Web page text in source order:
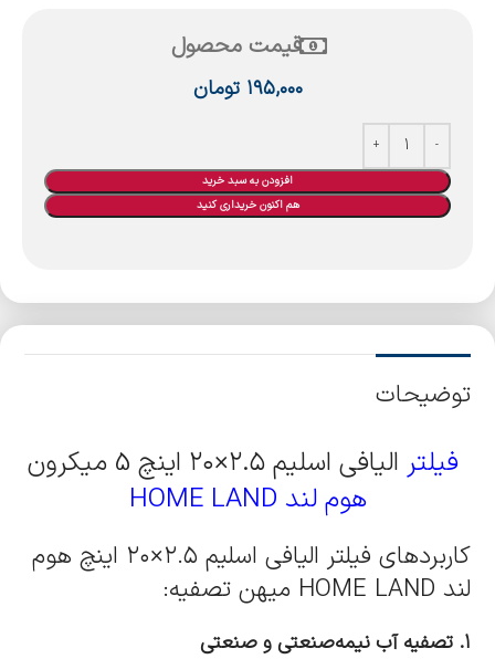
قیمت محصول
۱۹۵,۰۰۰ تومان
افزودن به سبد خرید
هم اکنون خریداری کنید
توضیحات
فیلتر الیافی اسلیم ۲.۵×۲۰ اینچ 5 میکرون
هوم لند HOME LAND
کاربردهای فیلتر الیافی اسلیم ۲.۵×۲۰ اینچ هوم
لند HOME LAND میهن تصفیه:
۱. تصفیه آب نیمه‌صنعتی و صنعتی